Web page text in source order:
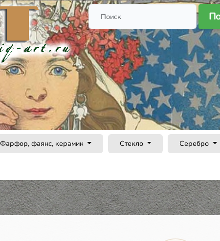
Фарфор, фаянс, керамик Стекло Серебро